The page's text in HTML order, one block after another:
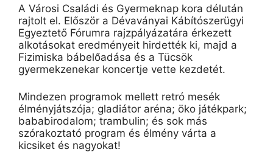
A Városi Családi és Gyermeknap kora délután
rajtolt el. Először a Dévaványai Kábítószerügyi
Egyeztető Fórumra rajzpályázatára érkezett
alkotásokat eredményeit hirdették ki, majd a
Fizimiska bábelőadása és a Tücsök
gyermekzenekar koncertje vette kezdetét.
Mindezen programok mellett retró mesék
élményjátszója; gladiátor aréna; öko játékpark;
bababirodalom; trambulin; és sok más
szórakoztató program és élmény várta a
kicsiket és nagyokat!